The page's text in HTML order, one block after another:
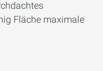
Fläche maximale